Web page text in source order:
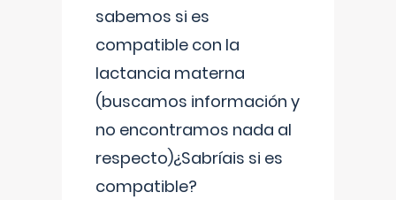
sabemos si es
compatible con la
lactancia materna
(buscamos información y
no encontramos nada al
respecto)¿Sabríais si es
compatible?